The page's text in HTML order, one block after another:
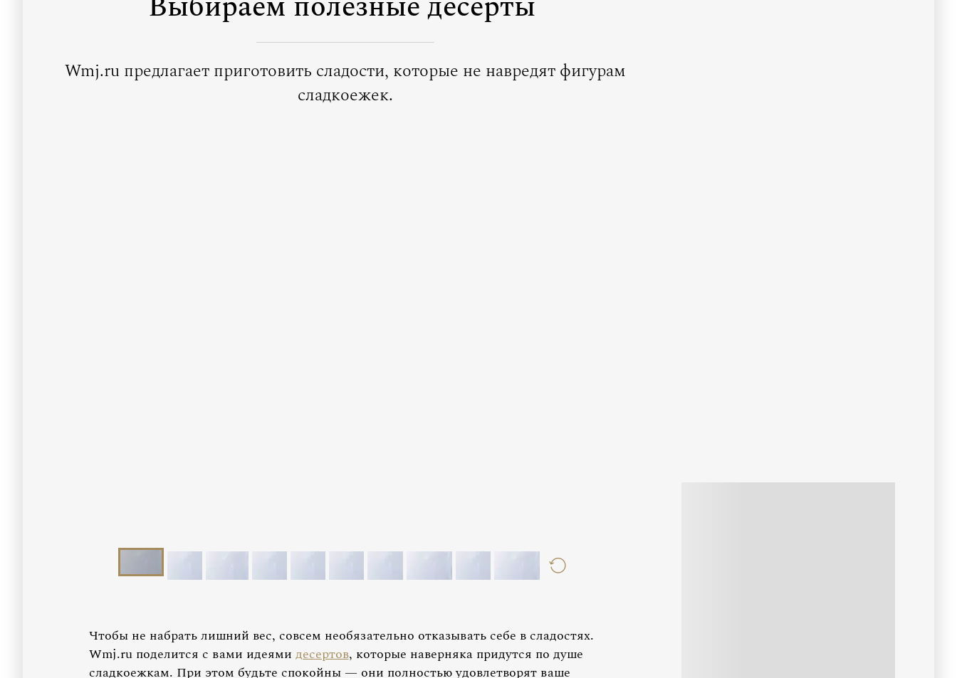
Wmj.ru предлагает приготовить сладости, которые не навредят фигурам
сладкоежек.
Чтобы не набрать лишний вес, совсем необязательно отказывать себе в сладостях.
Wmj.ru поделится с вами идеями десертов, которые наверняка придутся по душе
сладкоежкам. При этом будьте спокойны — они полностью удовлетворят ваше